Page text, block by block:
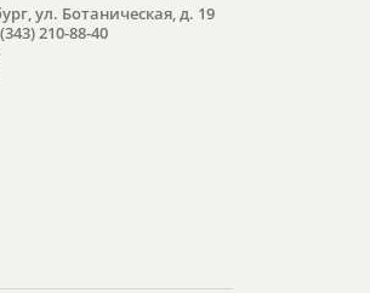
ул. Ботаническая, д. 19
210-88-40